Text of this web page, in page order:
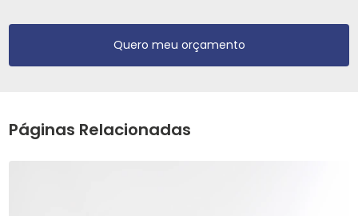
Quero meu orçamento
Páginas Relacionadas